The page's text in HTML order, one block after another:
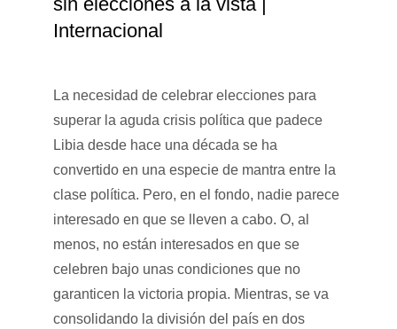
Internacional
La necesidad de celebrar elecciones para
superar la aguda crisis política que padece
Libia desde hace una década se ha
convertido en una especie de mantra entre la
clase política. Pero, en el fondo, nadie parece
interesado en que se lleven a cabo. O, al
menos, no están interesados en que se
celebren bajo unas condiciones que no
garanticen la victoria propia. Mientras, se va
consolidando la división del país en dos